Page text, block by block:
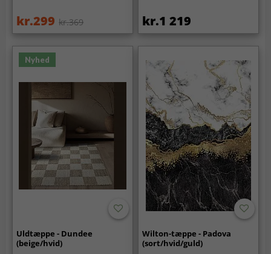
kr.299 kr.369 kr.1 219
Nyhed
Uldtæppe - Dundee
(beige/hvid)
Wilton-tæppe - Padova
(sort/hvid/guld)